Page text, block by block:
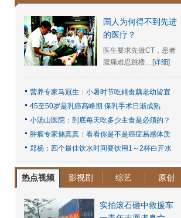
国人为何得不到先进
的医疗？
医生要求先做CT，患者
腹痛难忍跳楼…[详细]
营养专家马冠生：小暑时节吃鳝食藕老幼皆宜
45至50岁是乳癌高峰期 保乳手术日渐成熟
小汤山医院：到底每天吃多少主食是必须的？
肿瘤专家储真真：看看你是不是癌症易感体质
郑杨：四个最佳饮水时间要饮用1～2杯白开水
热点视频 影视剧 综艺 原创
实拍滚石砸中救援车